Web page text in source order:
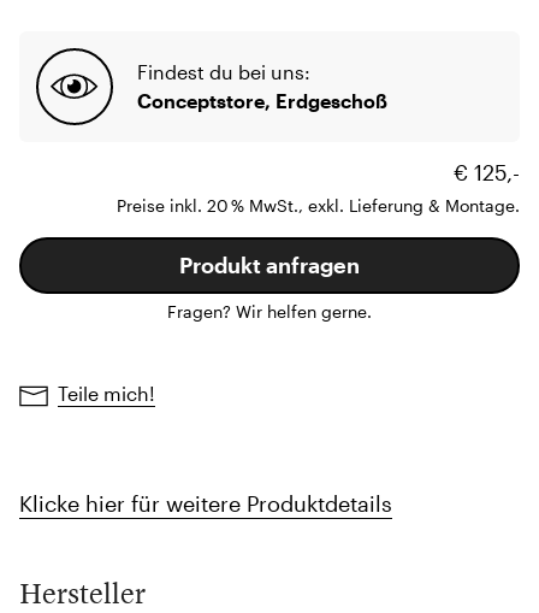
Findest du bei uns:
Conceptstore, Erdgeschoß
€ 125,-
Preise inkl. 20 % MwSt., exkl. Lieferung & Montage.
Produkt anfragen
Fragen? Wir helfen gerne.
Teile mich!
Klicke hier für weitere Produktdetails
Hersteller